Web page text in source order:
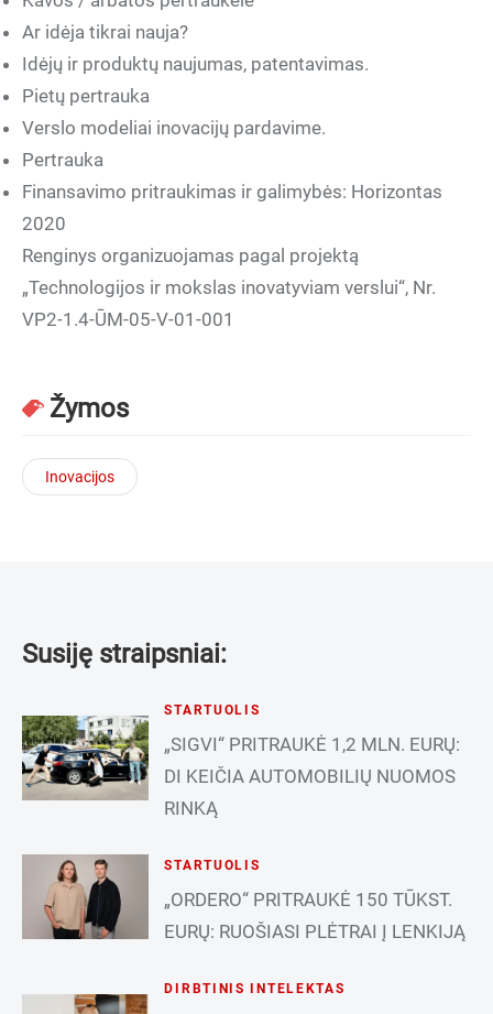
Ar idėja tikrai nauja?
Idėjų ir produktų naujumas, patentavimas.
Pietų pertrauka
Verslo modeliai inovacijų pardavime.
Pertrauka
Finansavimo pritraukimas ir galimybės: Horizontas
2020
Renginys organizuojamas pagal projektą
„Technologijos ir mokslas inovatyviam verslui“, Nr.
VP2-1.4-ŪM-05-V-01-001
Žymos
Inovacijos
Susiję straipsniai:
STARTUOLIS
„SIGVI“ PRITRAUKĖ 1,2 MLN. EURŲ:
DI KEIČIA AUTOMOBILIŲ NUOMOS
RINKĄ
STARTUOLIS
„ORDERO“ PRITRAUKĖ 150 TŪKST.
EURŲ: RUOŠIASI PLĖTRAI Į LENKIJĄ
DIRBTINIS INTELEKTAS